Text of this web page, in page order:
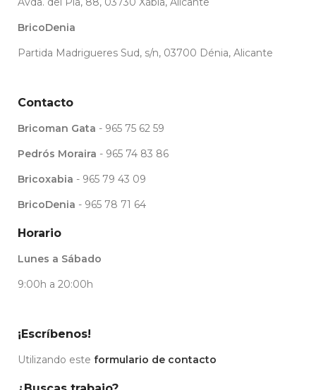
BricoDenia
Partida Madrigueres Sud, s/n, 03700 Dénia, Alicante
Contacto
Bricoman Gata - 965 75 62 59
Pedrós Moraira - 965 74 83 86
Bricoxabia - 965 79 43 09
BricoDenia - 965 78 71 64
Horario
Lunes a Sábado
9:00h a 20:00h
¡Escríbenos!
Utilizando este formulario de contacto